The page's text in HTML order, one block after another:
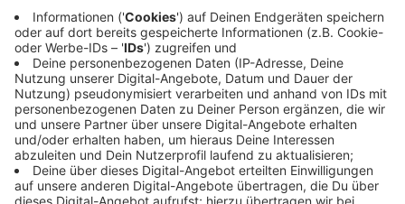
Zutaten für das Heilbutt mit Orangen-Linsen
700 g Heilbutt
300 ml Fischfond
100 ml Weißwein
200ml Sahne
2 El Dijon Senf